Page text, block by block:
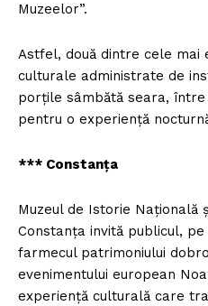
Muzeelor”.
Astfel, două dintre cele mai
culturale administrate de
porţile sâmbătă seara, între
pentru o experienţă
*** Constanţa
Muzeul de Istorie Naţională
Constanţa invită publicul,
farmecul patrimoniului
evenimentului european
experienţă culturală care